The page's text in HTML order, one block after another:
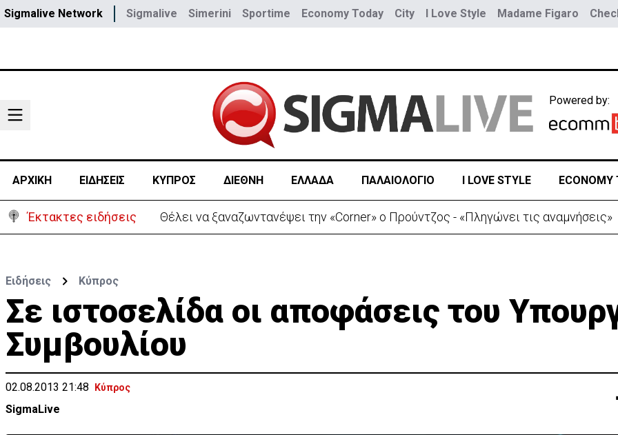
Sigmalive Network Sigmalive Simerini Sportime Economy Today City I Love Style Madame Figaro
Powered by:
ΑΡΧΙΚΗ ΕΙΔΗΣΕΙΣ ΚΥΠΡΟΣ ΔΙΕΘΝΗ ΕΛΛΑΔΑ ΠΑΛΑΙΟΛΟΓΙΟ I LOVE STYLE ECONOMY
Έκτακτες ειδήσεις Χειροπέδες σε μοναχό για απόπειρα φόνου-Μαχαίρωσε στο λαιμό 53χρονο
Ειδήσεις Κύπρος
Σε ιστοσελίδα οι αποφάσεις του
Συμβουλίου
02.08.2013 21:48 Κύπρος
SigmaLive